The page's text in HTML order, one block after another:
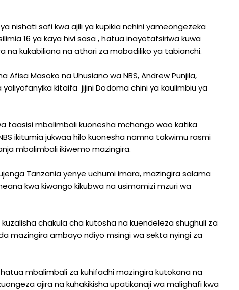
nishati safi kwa ajili ya kupikia nchini yameongezeka
16 ya kaya hivi sasa , hatua inayotafsiriwa kuwa
na kukabiliana na athari za mabadiliko ya tabianchi.
Masoko na Uhusiano wa NBS, Andrew Punjila,
kitaifa jijini Dodoma chini ya kaulimbiu ya
taasisi mbalimbali kuonesha mchango wao katika
ikitumia jukwaa hilo kuonesha namna takwimu rasmi
mbalimbali ikiwemo mazingira.
Tanzania yenye uchumi imara, mazingira salama
kwa kiwango kikubwa na usimamizi mzuri wa
chakula cha kutosha na kuendeleza shughuli za
mazingira ambayo ndiyo msingi wa sekta nyingi za
mbalimbali za kuhifadhi mazingira kutokana na
ajira na kuhakikisha upatikanaji wa malighafi kwa